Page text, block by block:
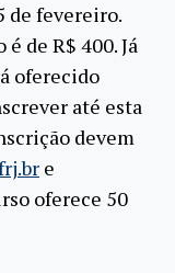
de fevereiro.
de R$ 400. Já
oferecido
até esta
devem
e
oferece 50